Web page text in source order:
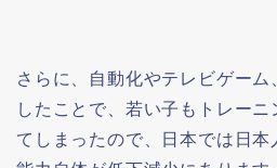
さらに、自動化やテレビゲーム
したことで、若い子もトレー
てしまったので、日本では日